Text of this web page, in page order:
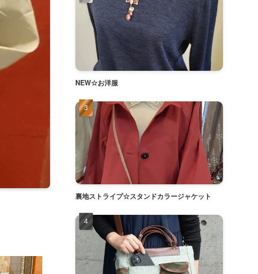
NEW☆お洋服
裏地ストライプ☆スタンドカラージャケット